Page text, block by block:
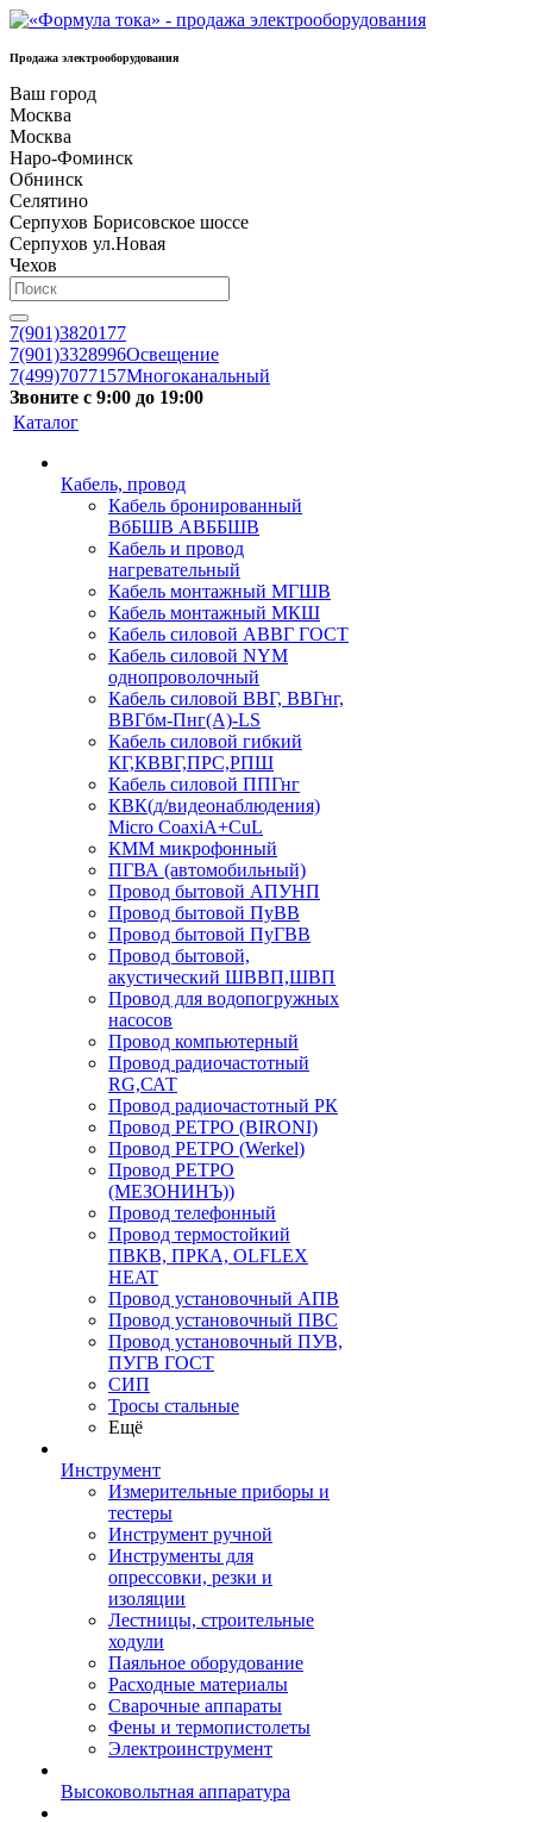
Продажа электрооборудования
Ваш город
Москва
Москва
Наро-Фоминск
Обнинск
Селятино
Серпухов Борисовское шоссе
Серпухов ул.Новая
Чехов
7(901)3820177
7(901)3328996Освещение
7(499)7077157Многоканальный
Звоните с 9:00 до 19:00
Каталог
Кабель, провод
Кабель бронированный
ВбБШВ АВББШВ
Кабель и провод
нагревательный
Кабель монтажный МГШВ
Кабель монтажный МКШ
Кабель силовой АВВГ ГОСТ
Кабель силовой NYM
однопроволочный
Кабель силовой ВВГ, ВВГнг,
ВВГбм-Пнг(А)-LS
Кабель силовой гибкий
КГ,КВВГ,ПРС,РПШ
Кабель силовой ППГнг
КВК(д/видеонаблюдения)
Micro CoaxiA+CuL
КММ микрофонный
ПГВА (автомобильный)
Провод бытовой АПУНП
Провод бытовой ПуВВ
Провод бытовой ПуГВВ
Провод бытовой,
акустический ШВВП,ШВП
Провод для водопогружных
насосов
Провод компьютерный
Провод радиочастотный
RG,САТ
Провод радиочастотный РК
Провод РЕТРО (BIRONI)
Провод РЕТРО (Werkel)
Провод РЕТРО
(МЕЗОНИНЪ))
Провод телефонный
Провод термостойкий
ПВКВ, ПРКА, OLFLEX
HEAT
Провод установочный АПВ
Провод установочный ПВС
Провод установочный ПУВ,
ПУГВ ГОСТ
СИП
Тросы стальные
Ещё
Инструмент
Измерительные приборы и
тестеры
Инструмент ручной
Инструменты для
опрессовки, резки и
изоляции
Лестницы, строительные
ходули
Паяльное оборудование
Расходные материалы
Сварочные аппараты
Фены и термопистолеты
Электроинструмент
Высоковольтная аппаратура